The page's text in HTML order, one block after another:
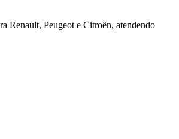
Renault, Peugeot e Citroën, atendendo